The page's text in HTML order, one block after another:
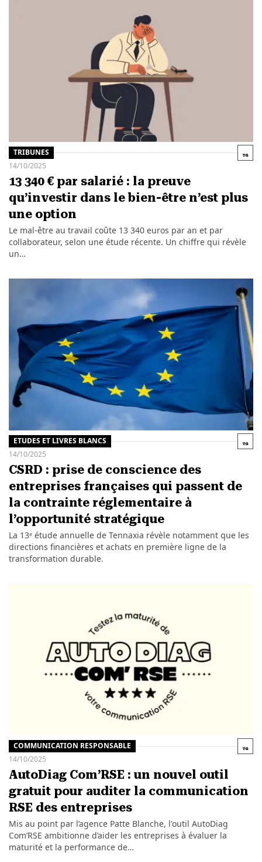
TRIBUNES
14/10/2025
13 340 € par salarié : la preuve
qu’investir dans le bien-être n’est plus
une option
Le mal-être au travail coûte 13 340 euros par an et par
collaborateur, selon une étude récente. Un chiffre qui révèle
un…
ETUDES ET LIVRES BLANCS
14/10/2025
CSRD : prise de conscience des
entreprises françaises qui passent de
la contrainte réglementaire à
l’opportunité stratégique
La 13ᵉ étude annuelle de Tennaxia révèle notamment que les
directions financières et achats en première ligne de la
transformation durable.
COMMUNICATION RESPONSABLE
14/10/2025
AutoDiag Com’RSE : un nouvel outil
gratuit pour auditer la communication
RSE des entreprises
Mis au point par l’agence Patte Blanche, l'outil AutoDiag
Com’RSE ambitionne d’aider les entreprises à évaluer la
maturité et la performance de…